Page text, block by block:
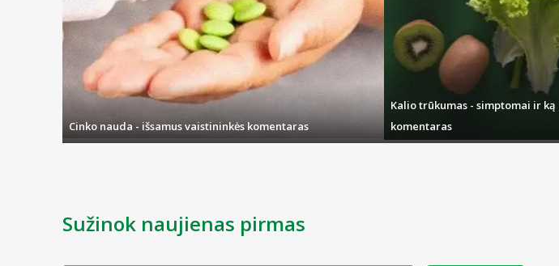
Cinko nauda - išsamus vaistininkės komentaras
Kalio trūkumas - simptomai ir
komentaras
Sužinok naujienas pirmas